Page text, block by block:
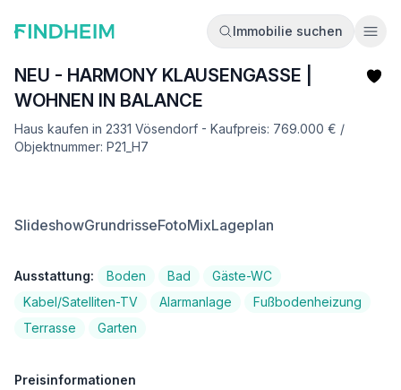
Immobilie suchen
NEU - HARMONY KLAUSENGASSE |
WOHNEN IN BALANCE
Haus kaufen in 2331 Vösendorf - Kaufpreis: 769.000 € /
Objektnummer: P21_H7
SlideshowGrundrisseFotoMixLageplan
Ausstattung: Boden Bad
Gäste-WC
Kabel/Satelliten-TV
Alarmanlage
Fußbodenheizung
Terrasse
Garten
Preisinformationen